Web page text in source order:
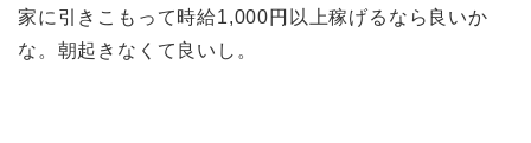
家に引きこもって時給1,000円以上稼げるなら良いか
な。朝起きなくて良いし。